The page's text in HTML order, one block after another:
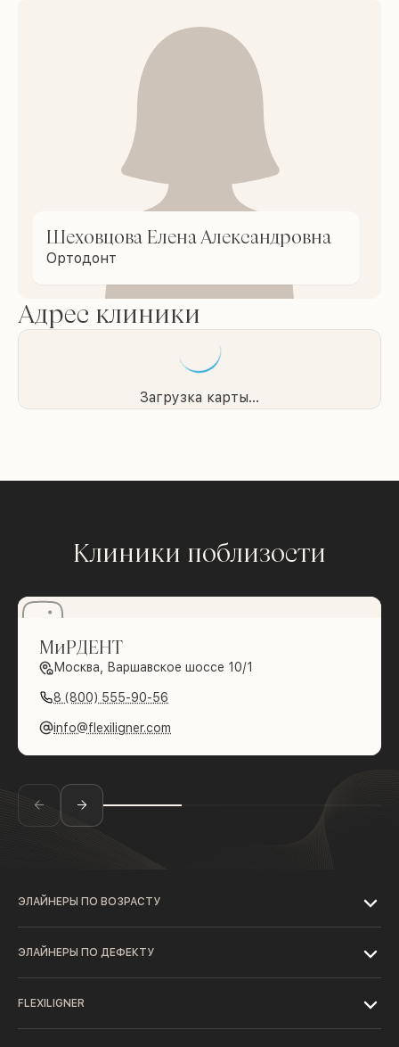
Шеховцова Елена Александровна
Ортодонт
Адрес клиники
Загрузка карты...
Клиники поблизости
МиРДЕНТ
Москва, Варшавское шоссе 10/1
8 (800) 555-90-56
info@flexiligner.com
ЭЛАЙНЕРЫ ПО ВОЗРАСТУ
ЭЛАЙНЕРЫ ПО ДЕФЕКТУ
FLEXILIGNER